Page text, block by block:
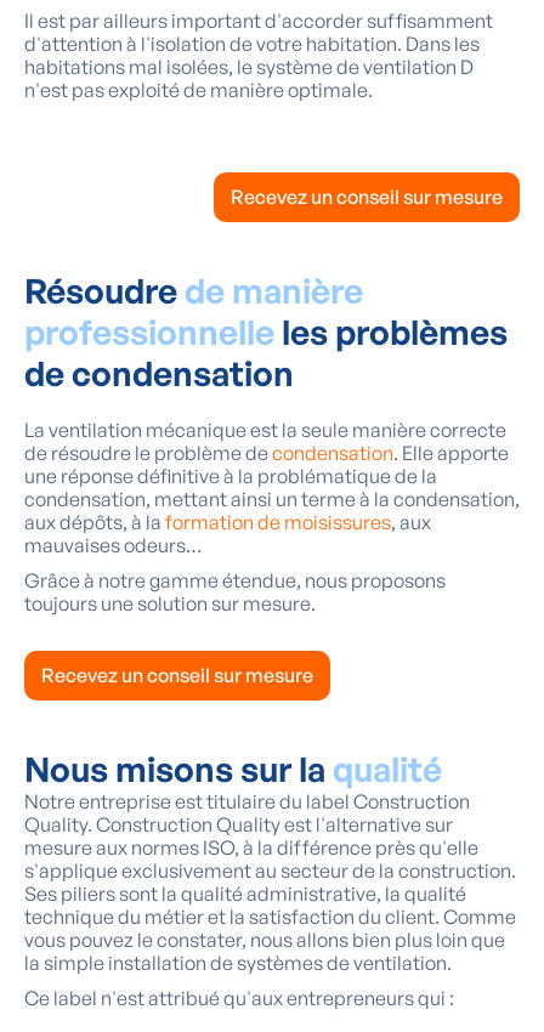
Il est par ailleurs important d'accorder suffisamment
d'attention à l'isolation de votre habitation. Dans les
habitations mal isolées, le système de ventilation D
n'est pas exploité de manière optimale.
Recevez un conseil sur mesure
Résoudre de manière
professionnelle les problèmes
de condensation
La ventilation mécanique est la seule manière correcte
de résoudre le problème decondensation. Elle apporte
une réponse définitive à la problématique de la
condensation, mettant ainsi un terme à la condensation,
aux dépôts, à la formation de moisissures, aux
mauvaises odeurs…
Grâce à notre gamme étendue, nous proposons
toujours une solution sur mesure.
Recevez un conseil sur mesure
Nous misons sur la qualité
Notre entreprise est titulaire du label Construction
Quality. Construction Quality est l'alternative sur
mesure aux normes ISO, à la différence près qu'elle
s'applique exclusivement au secteur de la construction.
Ses piliers sont la qualité administrative, la qualité
technique du métier et la satisfaction du client. Comme
vous pouvez le constater, nous allons bien plus loin que
la simple installation de systèmes de ventilation.
Ce label n'est attribué qu'aux entrepreneurs qui :